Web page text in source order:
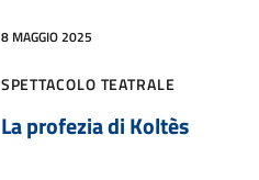
8 MAGGIO 2025
SPETTACOLO TEATRALE
La profezia di Koltès